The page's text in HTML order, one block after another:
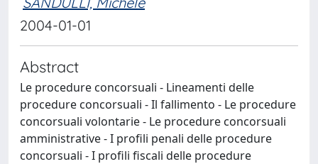
2004-01-01
Abstract
Le procedure concorsuali - Lineamenti delle
procedure concorsuali - Il fallimento - Le procedure
concorsuali volontarie - Le procedure concorsuali
amministrative - I profili penali delle procedure
concorsuali - I profili fiscali delle procedure